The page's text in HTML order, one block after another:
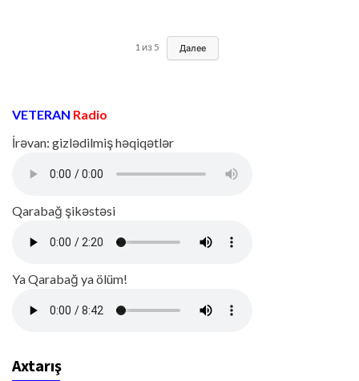
1 из5 Далее
VETERAN Radio
İrəvan: gizlədilmiş həqiqətlər
Qarabağ şikəstəsi
Ya Qarabağ ya ölüm!
Axtarış